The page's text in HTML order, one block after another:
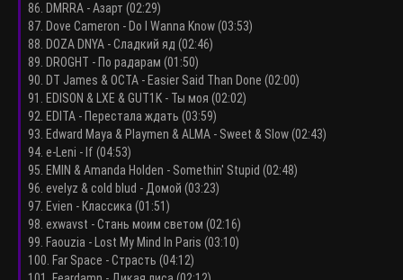
86. DMRRA - Азарт (02:29)
87. Dove Cameron - Do I Wanna Know (03:53)
88. DOZA DNYA - Сладкий яд (02:46)
89. DROGHT - По радарам (01:50)
90. DT James & OCTA - Easier Said Than Done (02:00)
91. EDISON & LXE & GUT1K - Ты моя (02:02)
92. EDITA - Перестала ждать (03:59)
93. Edward Maya & Playmen & ALMA - Sweet & Slow (02:43)
94. e-Leni - If (04:53)
95. EMIN & Amanda Holden - Somethin' Stupid (02:48)
96. evelyz & cold blud - Домой (03:23)
97. Evien - Классика (01:51)
98. exwavst - Стань моим светом (02:16)
99. Faouzia - Lost My Mind In Paris (03:10)
100. Far Space - Страсть (04:12)